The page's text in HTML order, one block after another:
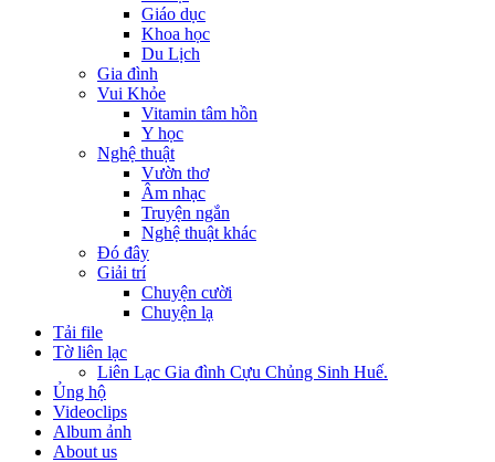
Giáo dục
Khoa học
Du Lịch
Gia đình
Vui Khỏe
Vitamin tâm hồn
Y học
Nghệ thuật
Vườn thơ
Âm nhạc
Truyện ngắn
Nghệ thuật khác
Đó đây
Giải trí
Chuyện cười
Chuyện lạ
Tải file
Tờ liên lạc
Liên Lạc Gia đình Cựu Chủng Sinh Huế.
Ủng hộ
Videoclips
Album ảnh
About us